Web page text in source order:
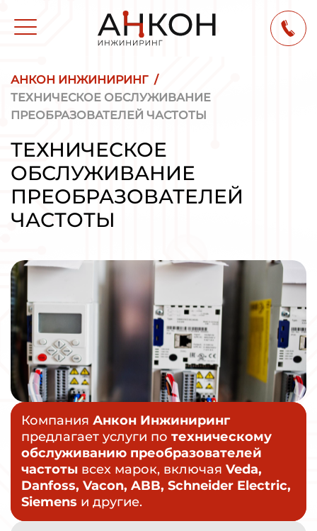
АНКОН ИНЖИНИРИНГ /
ТЕХНИЧЕСКОЕ ОБСЛУЖИВАНИЕ
ПРЕОБРАЗОВАТЕЛЕЙ ЧАСТОТЫ
ТЕХНИЧЕСКОЕ
ОБСЛУЖИВАНИЕ
ПРЕОБРАЗОВАТЕЛЕЙ
ЧАСТОТЫ
Компания Анкон Инжиниринг
предлагает услуги по техническому
обслуживанию преобразователей
частоты всех марок, включая Veda,
Danfoss, Vacon, ABB, Schneider Electric,
Siemens и другие.